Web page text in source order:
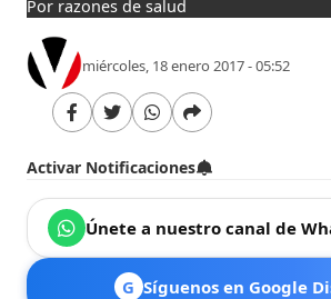
Por razones de salud
miércoles, 18 enero 2017 - 05:52
Activar Notificaciones
Únete a nuestro canal de
G Síguenos en Google